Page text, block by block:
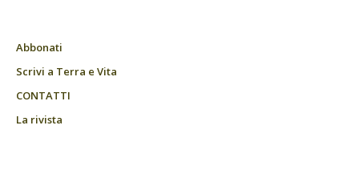
Abbonati
Scrivi a Terra e Vita
CONTATTI
La rivista